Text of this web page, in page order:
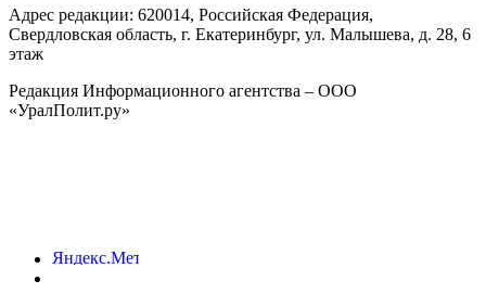
Адрес редакции: 620014, Российская Федерация,
Свердловская область, г. Екатеринбург, ул. Малышева, д. 28, 6
этаж
Редакция Информационного агентства – ООО
«УралПолит.ру»